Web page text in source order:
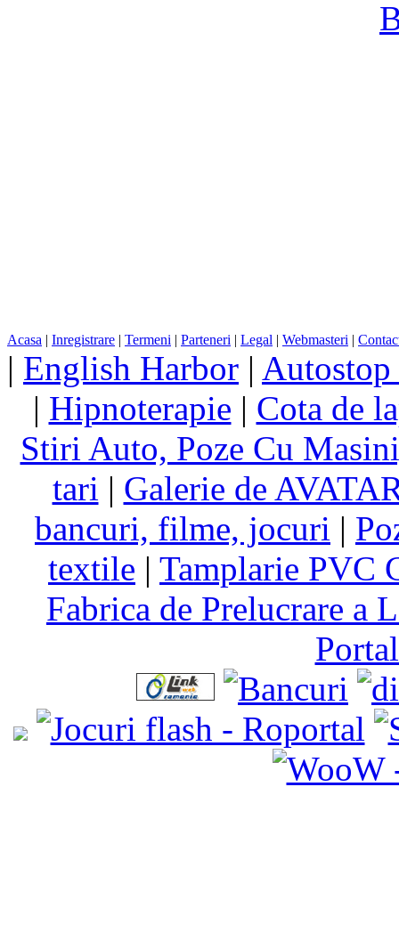
Acasa | Inregistrare | Termeni | Parteneri | Legal | Webmasteri |
| English Harbor |
| Hipnoterapie | Cota de
Stiri Auto, Poze Cu
tari | Galerie de
bancuri, filme, jocuri |
textile | Tamplarie PVC
Fabrica de Prelucrare a